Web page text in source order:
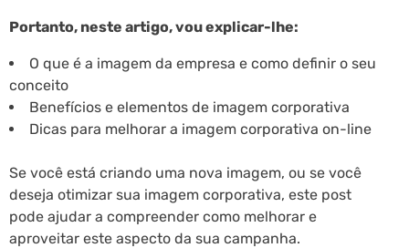
Portanto, neste artigo, vou explicar-lhe:
O que é a imagem da empresa e como definir o seu
conceito
Benefícios e elementos de imagem corporativa
Dicas para melhorar a imagem corporativa on-line
Se você está criando uma nova imagem, ou se você
deseja otimizar sua imagem corporativa, este post
pode ajudar a compreender como melhorar e
aproveitar este aspecto da sua campanha.